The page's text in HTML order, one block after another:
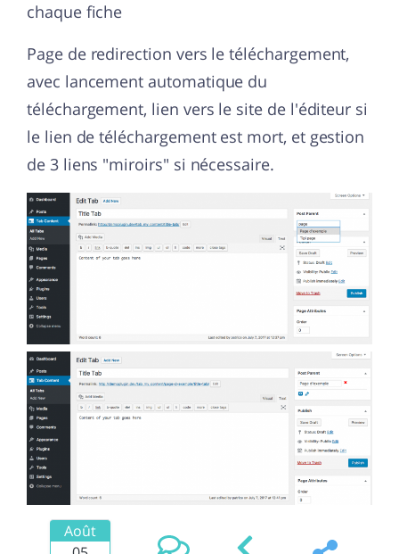
chaque fiche
Page de redirection vers le téléchargement,
avec lancement automatique du
téléchargement, lien vers le site de l'éditeur si
le lien de téléchargement est mort, et gestion
de 3 liens "miroirs" si nécessaire.
Août